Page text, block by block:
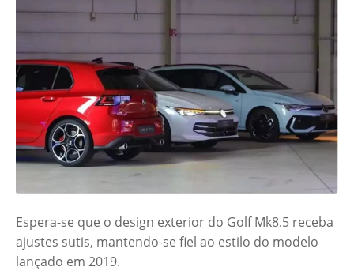
Espera-se que o design exterior do Golf Mk8.5 receba
ajustes sutis, mantendo-se fiel ao estilo do modelo
lançado em 2019.